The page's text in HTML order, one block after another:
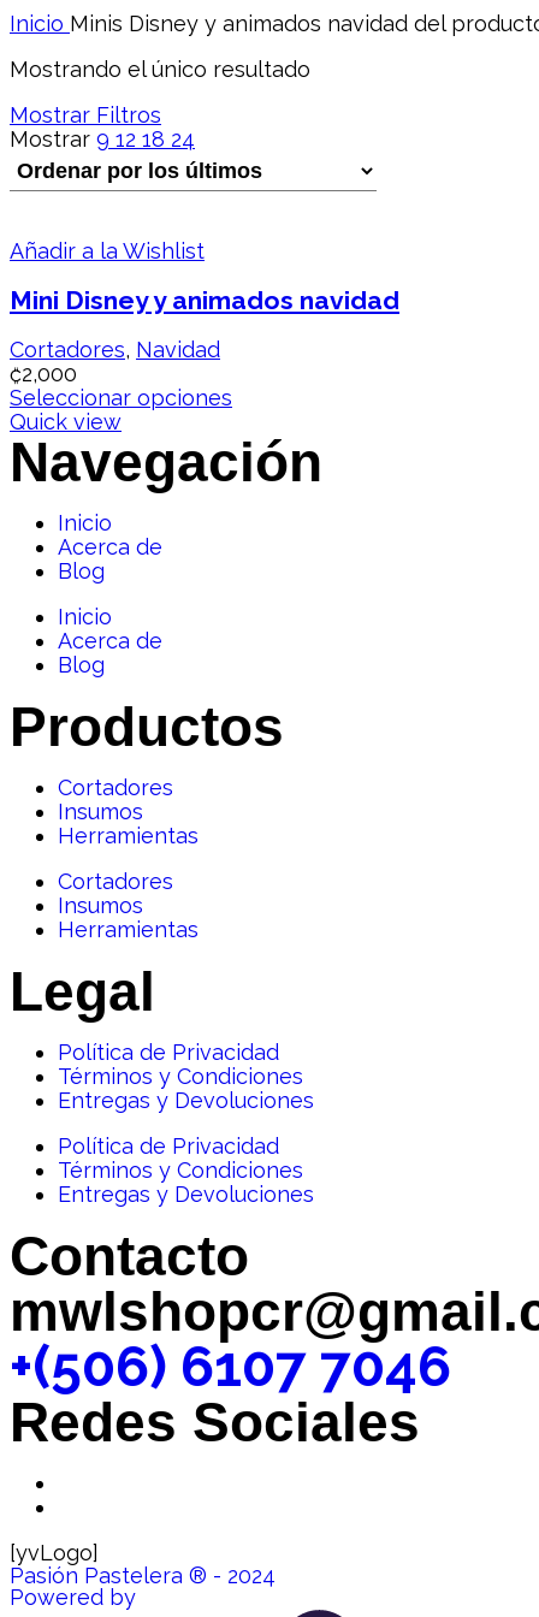
Inicio Minis Disney y animados navidad del
Mostrando el único resultado
Mostrar Filtros
Mostrar 9 12 18 24
Añadir a la Wishlist
Mini Disney y animados navidad
Cortadores, Navidad
₡2,000
Seleccionar opciones
Quick view
Navegación
Inicio
Acerca de
Blog
Inicio
Acerca de
Blog
Productos
Cortadores
Insumos
Herramientas
Cortadores
Insumos
Herramientas
Legal
Política de Privacidad
Términos y Condiciones
Entregas y Devoluciones
Política de Privacidad
Términos y Condiciones
Entregas y Devoluciones
Contacto
+(506) 6107 7046
Redes Sociales
[yvLogo]
Pasión Pastelera ® - 2024
Powered by